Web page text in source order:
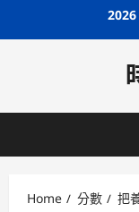
2026
Home 分數 把